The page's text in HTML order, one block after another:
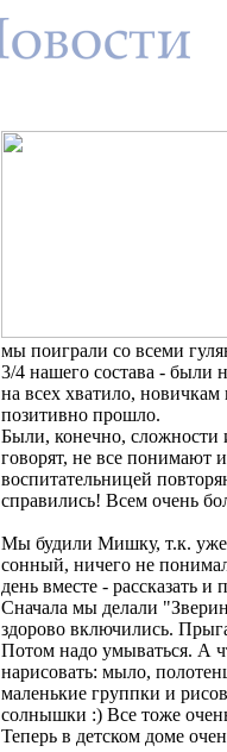
мы поиграли со всеми
3/4 нашего состава - были
на всех хватило, новичкам
позитивно прошло.
Были, конечно, сложности
говорят, не все понимают
воспитательницей
справились! Всем очень
Мы будили Мишку, т.к.
сонный, ничего не
день вместе - рассказать и
Сначала мы делали
здорово включились.
Потом надо умываться. А
нарисовать: мыло,
маленькие группки и
солнышки :) Все тоже
Теперь в детском доме